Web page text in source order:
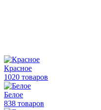
Красное
1020 товаров
Белое
838 товаров